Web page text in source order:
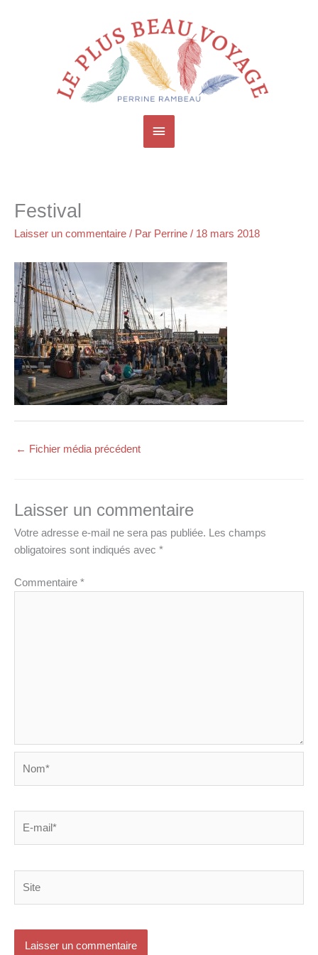
Menu
principal
Festival
Laisser un commentaire / Par Perrine / 18 mars 2018
← Fichier média précédent
Laisser un commentaire
Votre adresse e-mail ne sera pas publiée.
Les champs
obligatoires sont indiqués avec *
Commentaire *